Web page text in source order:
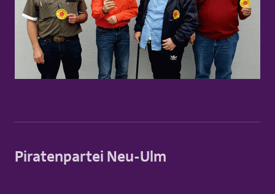
Piratenpartei Neu-Ulm